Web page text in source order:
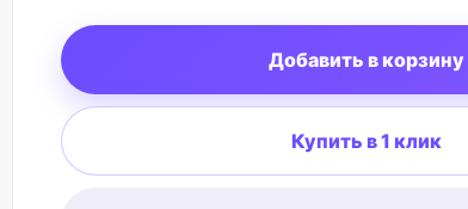
Добавить в корзину
Купить в 1 клик